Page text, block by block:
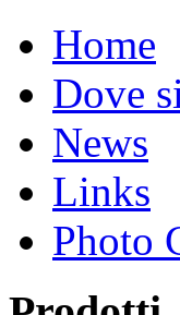
Home
Dove
News
Links
Photo